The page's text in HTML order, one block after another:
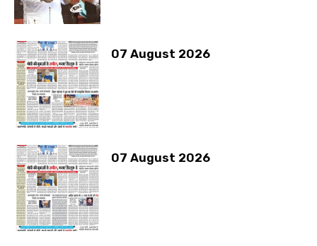
07 August 2026
07 August 2026